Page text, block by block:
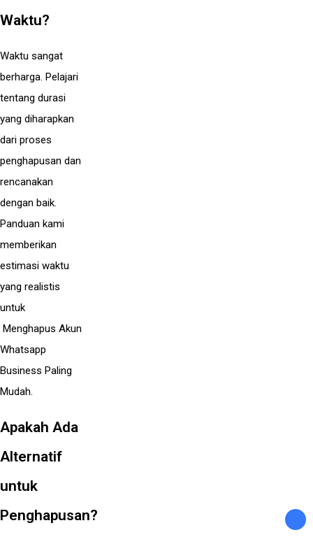
Waktu?
Waktu sangat
berharga. Pelajari
tentang durasi
yang diharapkan
dari proses
penghapusan dan
rencanakan
dengan baik.
Panduan kami
memberikan
estimasi waktu
yang realistis
untuk
Menghapus Akun
Whatsapp
Business Paling
Mudah.
Apakah Ada
Alternatif
untuk
Penghapusan?